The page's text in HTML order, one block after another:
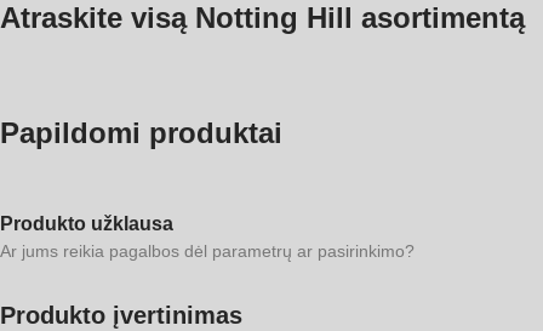
Atraskite visą Notting Hill asortimentą
Papildomi produktai
Produkto užklausa
Ar jums reikia pagalbos dėl parametrų ar pasirinkimo?
Produkto įvertinimas